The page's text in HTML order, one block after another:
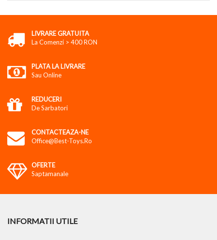
LIVRARE GRATUITA
La Comenzi > 400 RON
PLATA LA LIVRARE
Sau Online
REDUCERI
De Sarbatori
CONTACTEAZA-NE
Office@best-Toys.ro
OFERTE
Saptamanale
INFORMATII UTILE